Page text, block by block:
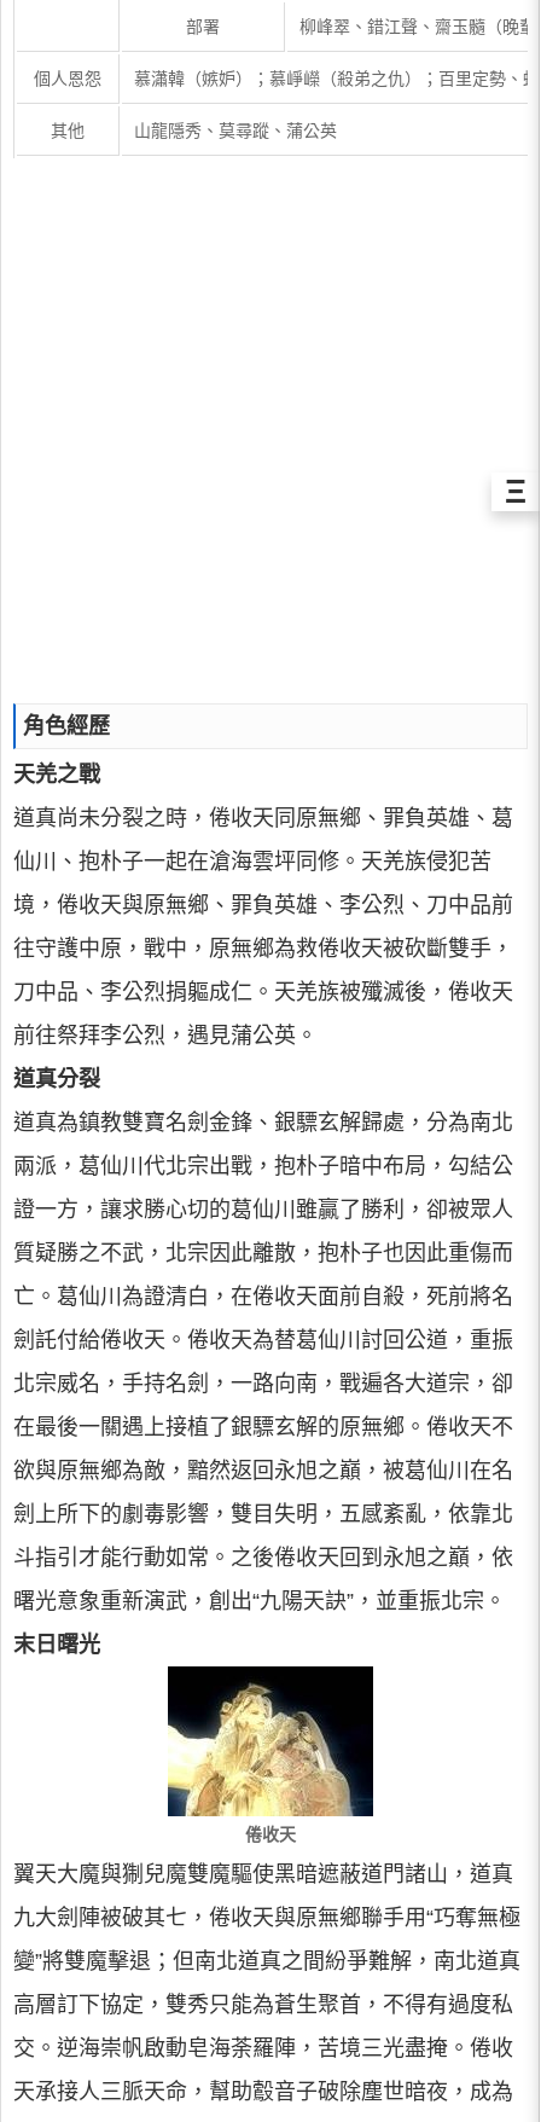
部署 柳峰翠、錯江聲、齋玉髓（晚輩
個人恩怨 慕瀟韓（嫉妒）；慕崢嶸（殺弟之仇）；百里定勢、
其他 山龍隱秀、莫尋蹤、蒲公英
角色經歷
天羌之戰
道真尚未分裂之時，倦收天同原無鄉、罪負英雄、葛
仙川、抱朴子一起在滄海雲坪同修。天羌族侵犯苦
境，倦收天與原無鄉、罪負英雄、李公烈、刀中品前
往守護中原，戰中，原無鄉為救倦收天被砍斷雙手，
刀中品、李公烈捐軀成仁。天羌族被殲滅後，倦收天
前往祭拜李公烈，遇見蒲公英。
道真分裂
道真為鎮教雙寶名劍金鋒、銀驃玄解歸處，分為南北
兩派，葛仙川代北宗出戰，抱朴子暗中布局，勾結公
證一方，讓求勝心切的葛仙川雖贏了勝利，卻被眾人
質疑勝之不武，北宗因此離散，抱朴子也因此重傷而
亡。葛仙川為證清白，在倦收天面前自殺，死前將名
劍託付給倦收天。倦收天為替葛仙川討回公道，重振
北宗威名，手持名劍，一路向南，戰遍各大道宗，卻
在最後一關遇上接植了銀驃玄解的原無鄉。倦收天不
欲與原無鄉為敵，黯然返回永旭之巔，被葛仙川在名
劍上所下的劇毒影響，雙目失明，五感紊亂，依靠北
斗指引才能行動如常。之後倦收天回到永旭之巔，依
曙光意象重新演武，創出“九陽天訣”，並重振北宗。
末日曙光
倦收天
翼天大魔與猘兒魔雙魔驅使黑暗遮蔽道門諸山，道真
九大劍陣被破其七，倦收天與原無鄉聯手用“巧奪無極
變”將雙魔擊退；但南北道真之間紛爭難解，南北道真
高層訂下協定，雙秀只能為蒼生聚首，不得有過度私
交。逆海崇帆啟動皂海荼羅陣，苦境三光盡掩。倦收
天承接人三脈天命，幫助鷇音子破除塵世暗夜，成為
Ξ